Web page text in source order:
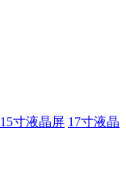
15寸液晶屏 17寸液晶